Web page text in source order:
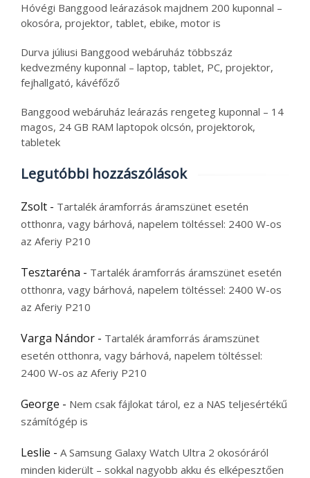
Hóvégi Banggood leárazások majdnem 200 kuponnal –
okosóra, projektor, tablet, ebike, motor is
Durva júliusi Banggood webáruház többszáz
kedvezmény kuponnal – laptop, tablet, PC, projektor,
fejhallgató, kávéfőző
Banggood webáruház leárazás rengeteg kuponnal – 14
magos, 24 GB RAM laptopok olcsón, projektorok,
tabletek
Legutóbbi hozzászólások
Zsolt - Tartalék áramforrás áramszünet esetén
otthonra, vagy bárhová, napelem töltéssel: 2400 W-os
az Aferiy P210
Tesztaréna - Tartalék áramforrás áramszünet esetén
otthonra, vagy bárhová, napelem töltéssel: 2400 W-os
az Aferiy P210
Varga Nándor - Tartalék áramforrás áramszünet
esetén otthonra, vagy bárhová, napelem töltéssel:
2400 W-os az Aferiy P210
George - Nem csak fájlokat tárol, ez a NAS teljesértékű
számítógép is
Leslie - A Samsung Galaxy Watch Ultra 2 okosóráról
minden kiderült – sokkal nagyobb akku és elképesztően